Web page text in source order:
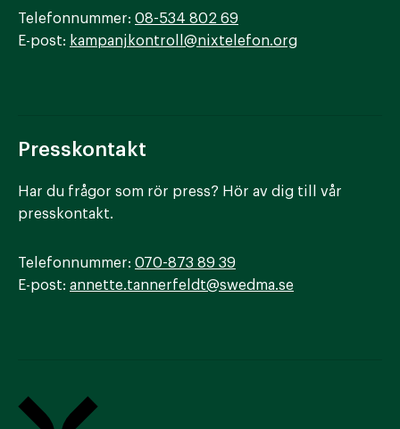
Telefonnummer: 08-534 802 69
E-post: kampanjkontroll@nixtelefon.org
Presskontakt
Har du frågor som rör press? Hör av dig till vår
presskontakt.
Telefonnummer: 070-873 89 39
E-post: annette.tannerfeldt@swedma.se